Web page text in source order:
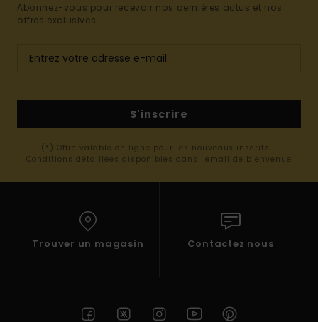
Abonnez-vous pour recevoir nos dernières actus et nos
offres exclusives.
S'inscrire
(*) Offre valable en ligne pour les nouveaux inscrits -
Conditions détaillées disponibles dans l'email de bienvenue
Trouver un magasin Contactez nous